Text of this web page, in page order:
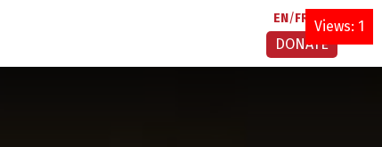
EN FR AR
DONATE
Views: 1